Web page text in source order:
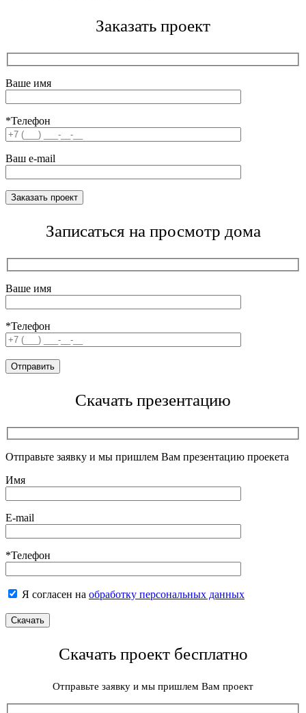
Заказать проект
Ваше имя
*Телефон
Ваш e-mail
Записаться на просмотр дома
Ваше имя
*Телефон
Скачать презентацию
Отправьте заявку и мы пришлем Вам презентацию проекета
Имя
E-mail
*Телефон
Я согласен на обработку персональных данных
Скачать проект бесплатно
Отправьте заявку и мы пришлем Вам проект